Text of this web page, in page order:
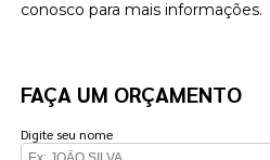
conosco para mais informações.
FAÇA UM ORÇAMENTO
Digite seu nome